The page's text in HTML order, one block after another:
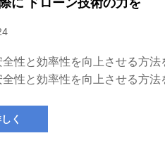
性と効率性を向上させる方法
性と効率性を向上させる方法
く